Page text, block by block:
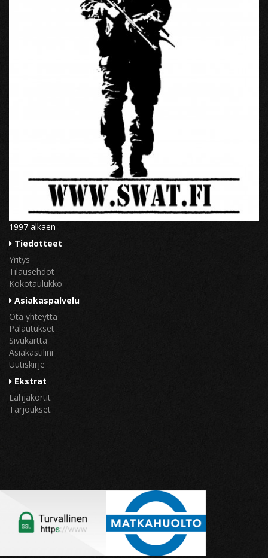
1997 alkaen
Tiedotteet
Yritys
Tilausehdot
Kokotaulukko
Asiakaspalvelu
Ota yhteyttä
Palautukset
Sivukartta
Asiakastilini
Uutiskirje
Ekstrat
Lahjakortit
Tarjoukset